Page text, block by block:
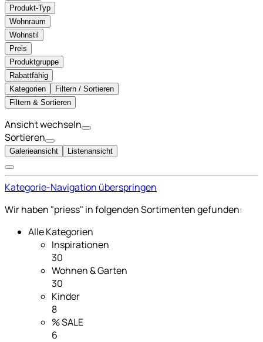
Produkt-Typ
Wohnraum
Wohnstil
Preis
Produktgruppe
Rabattfähig
Kategorien
Filtern / Sortieren
Filtern & Sortieren
Ansicht wechseln
Sortieren
Galerieansicht Listenansicht
Kategorie-Navigation überspringen
Wir haben "priess" in folgenden Sortimenten gefunden:
Alle Kategorien
Inspirationen
30
Wohnen & Garten
30
Kinder
8
% SALE
6